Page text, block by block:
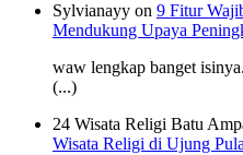
Sylvianayy on 9 Fitur
Mendukung Upaya
waw lengkap banget
(...)
24 Wisata Religi Batu
Wisata Religi di Ujung